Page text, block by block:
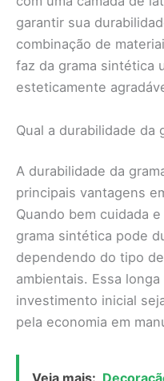
garantir sua
combinação de
faz da grama sintética
esteticamente
Qual a durabilidade da
A durabilidade da
principais vantagens
Quando bem cuidada
grama sintética pode
dependendo do tipo
ambientais. Essa
investimento inicial
pela economia em
Veja mais: